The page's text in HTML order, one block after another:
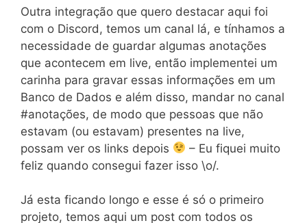
Outra integração que quero destacar aqui foi
com o Discord, temos um canal lá, e tínhamos a
necessidade de guardar algumas anotações
que acontecem em live, então implementei um
carinha para gravar essas informações em um
Banco de Dados e além disso, mandar no canal
#anotações, de modo que pessoas que não
estavam (ou estavam) presentes na live,
possam ver os links depois
– Eu fiquei muito
feliz quando consegui fazer isso \o/.
Já esta ficando longo e esse é só o primeiro
projeto, temos aqui um post com todos os